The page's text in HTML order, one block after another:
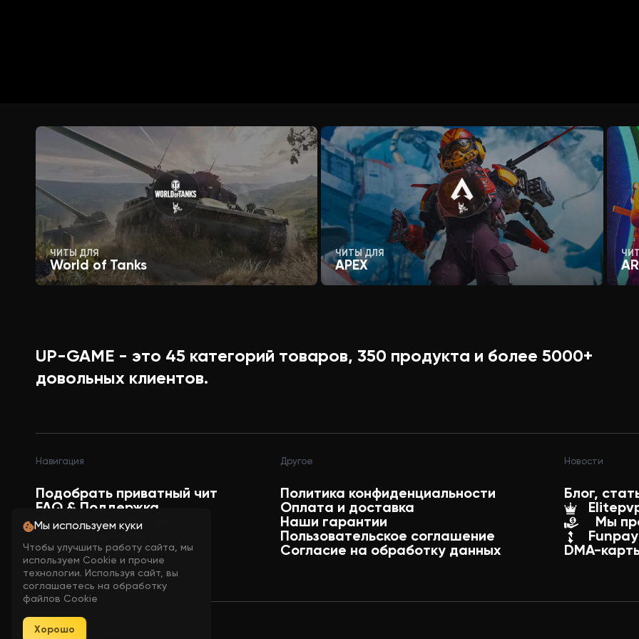
Нажмите "Запустить Word of Tanks"
После входа в ангар Вы увидите надпись WARPACK слева вверху.
ЧИТЫ ДЛЯ
World of Tanks
ЧИТЫ ДЛЯ
APEX
UP-GAME - это 45 категорий товаров, 350 продукта и более 5000+
довольных клиентов.
Навигация
Подобрать приватный чит
FAQ & Поддержка
Магазин аккаунтов
Статусы читов
Другое
Политика конфиденциальности
Оплата и доставка
Наши гарантии
Пользовательское соглашение
Согласие на обработку данных
Новости
Блог,
Мы
Funpay
DMA-
© 2026 UP-GAME
Мы используем куки
Чтобы улучшить работу сайта, мы
используем Cookie и прочие
технологии. Используя сайт, вы
соглашаетесь на обработку
файлов Cookie
Хорошо